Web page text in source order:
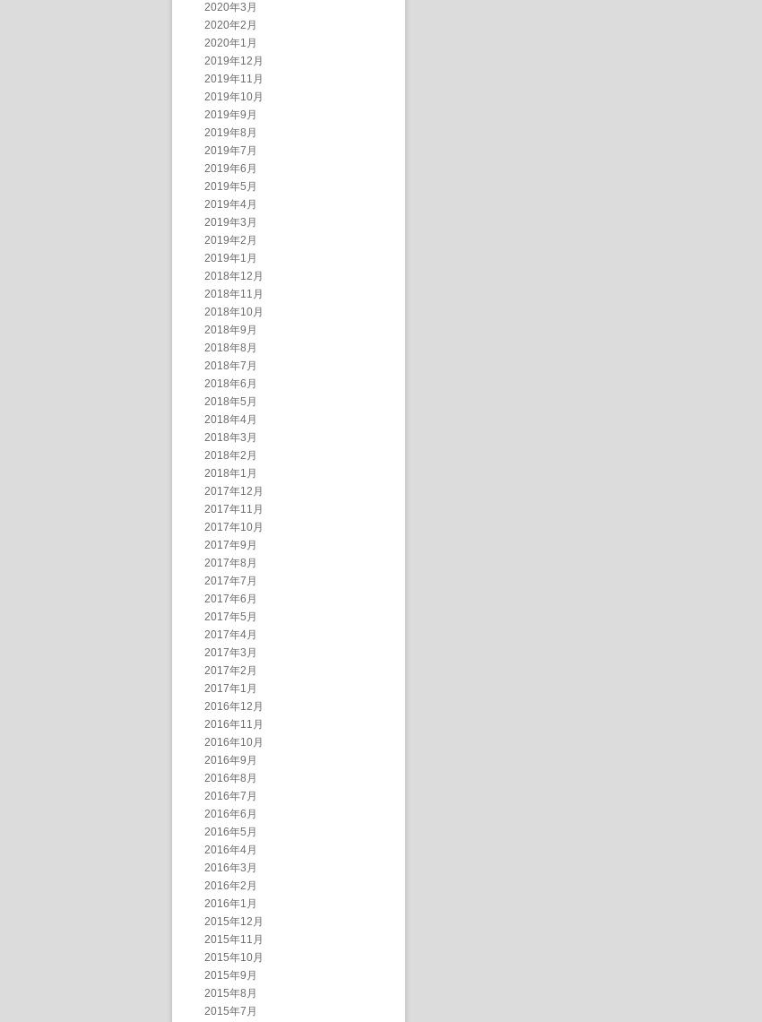
2020年3月
2020年2月
2020年1月
2019年12月
2019年11月
2019年10月
2019年9月
2019年8月
2019年7月
2019年6月
2019年5月
2019年4月
2019年3月
2019年2月
2019年1月
2018年12月
2018年11月
2018年10月
2018年9月
2018年8月
2018年7月
2018年6月
2018年5月
2018年4月
2018年3月
2018年2月
2018年1月
2017年12月
2017年11月
2017年10月
2017年9月
2017年8月
2017年7月
2017年6月
2017年5月
2017年4月
2017年3月
2017年2月
2017年1月
2016年12月
2016年11月
2016年10月
2016年9月
2016年8月
2016年7月
2016年6月
2016年5月
2016年4月
2016年3月
2016年2月
2016年1月
2015年12月
2015年11月
2015年10月
2015年9月
2015年8月
2015年7月